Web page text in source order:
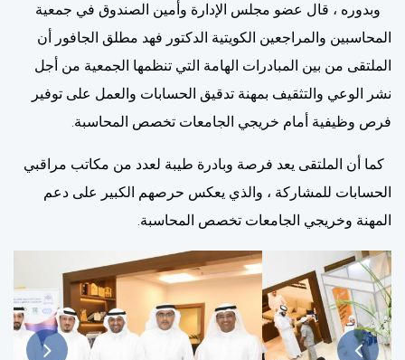
وبدوره ، قال عضو مجلس الإدارة وأمين الصندوق في جمعية
المحاسبين والمراجعين الكويتية الدكتور فهد مطلق الجافور أن
الملتقى من بين المبادرات الهامة التي تنظمها الجمعية من أجل
نشر الوعي والتثقيف بمهنة تدقيق الحسابات والعمل على توفير
فرص وظيفية أمام خريجي الجامعات تخصص المحاسبة.
كما أن الملتقى يعد فرصة وبادرة طيبة لعدد من مكاتب مراقبي
الحسابات للمشاركة ، والذي يعكس حرصهم الكبير على دعم
المهنة وخريجي الجامعات تخصص المحاسبة.